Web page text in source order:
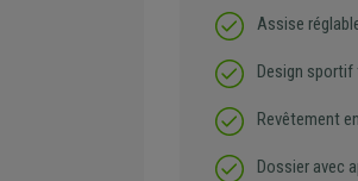
Assise
Design sportif
Revêtement
Dossier avec